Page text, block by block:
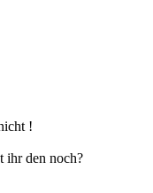
!
ihr den noch?